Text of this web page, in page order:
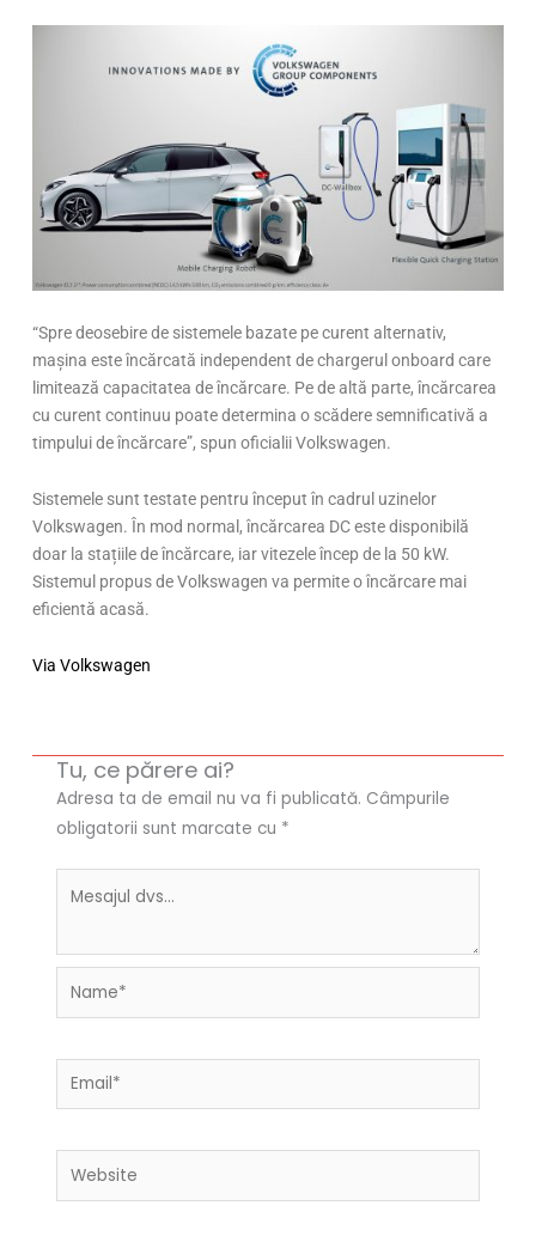
“Spre deosebire de sistemele bazate pe curent alternativ,
mașina este încărcată independent de chargerul onboard care
limitează capacitatea de încărcare. Pe de altă parte, încărcarea
cu curent continuu poate determina o scădere semnificativă a
timpului de încărcare”, spun oficialii Volkswagen.
Sistemele sunt testate pentru început în cadrul uzinelor
Volkswagen. În mod normal, încărcarea DC este disponibilă
doar la stațiile de încărcare, iar vitezele încep de la 50 kW.
Sistemul propus de Volkswagen va permite o încărcare mai
eficientă acasă.
Via Volkswagen
Tu, ce părere ai?
Adresa ta de email nu va fi publicată. Câmpurile
obligatorii sunt marcate cu *
Name*
Email*
Website